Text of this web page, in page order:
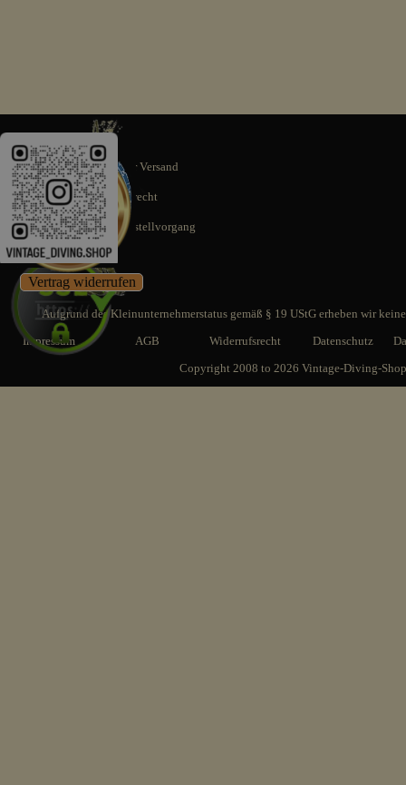
Schnellstmöglicher Versand
14 Tage Rückgaberecht
SSL gesicherter Bestellvorgang
Vertrag widerrufen
Aufgrund des Kleinunternehmerstatus gemäß § 19 UStG erheben wir
Impressum AGB Widerrufsrecht Datenschutz
Copyright 2008 to 2026 Vintage-Diving-